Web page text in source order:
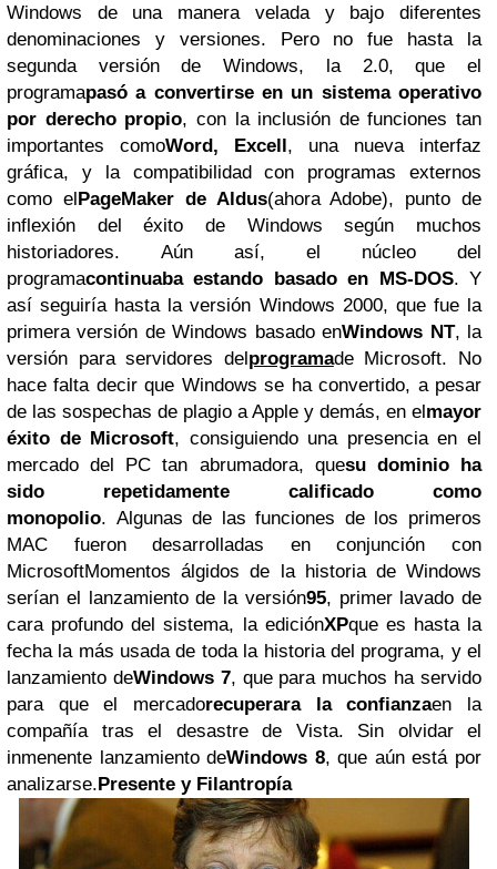
Windows de una manera velada y bajo diferentes
denominaciones y versiones. Pero no fue hasta la
segunda versión de Windows, la 2.0, que el
programapasó a convertirse en un sistema operativo
por derecho propio, con la inclusión de funciones tan
importantes comoWord, Excell, una nueva interfaz
gráfica, y la compatibilidad con programas externos
como elPageMaker de Aldus(ahora Adobe), punto de
inflexión del éxito de Windows según muchos
historiadores. Aún así, el núcleo del
programacontinuaba estando basado en MS-DOS. Y
así seguiría hasta la versión Windows 2000, que fue la
primera versión de Windows basado enWindows NT, la
versión para servidores delprogramade Microsoft. No
hace falta decir que Windows se ha convertido, a pesar
de las sospechas de plagio a Apple y demás, en elmayor
éxito de Microsoft, consiguiendo una presencia en el
mercado del PC tan abrumadora, quesu dominio ha
sido repetidamente calificado como
monopolio. Algunas de las funciones de los primeros
MAC fueron desarrolladas en conjunción con
MicrosoftMomentos álgidos de la historia de Windows
serían el lanzamiento de la versión95, primer lavado de
cara profundo del sistema, la ediciónXPque es hasta la
fecha la más usada de toda la historia del programa, y el
lanzamiento deWindows 7, que para muchos ha servido
para que el mercadorecuperara la confianzaen la
compañía tras el desastre de Vista. Sin olvidar el
inmenente lanzamiento deWindows 8, que aún está por
analizarse.Presente y Filantropía